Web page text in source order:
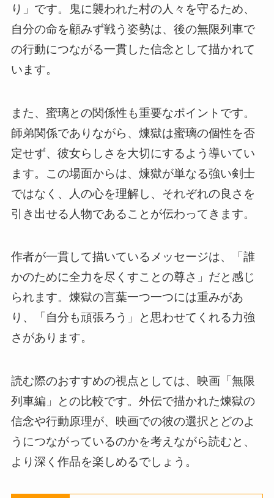
り」です。鬼に襲われた村の人々を守るため、
自分の命を顧みず戦う姿勢は、後の無限列車で
の行動につながる一貫した信念として描かれて
います。
また、蜜璃との関係性も重要なポイントです。
師弟関係でありながら、煉獄は蜜璃の個性を否
定せず、彼女らしさを大切にするよう導いてい
ます。この場面からは、煉獄が単なる強い剣士
ではなく、人の心を理解し、それぞれの良さを
引き出せる人物であることが伝わってきます。
作者が一貫して描いているメッセージは、「誰
かのために全力を尽くすことの尊さ」だと感じ
られます。煉獄の言葉一つ一つには重みがあ
り、「自分も頑張ろう」と思わせてくれる力強
さがあります。
読む際のおすすめの視点としては、映画「無限
列車編」との比較です。外伝で描かれた煉獄の
信念や行動原理が、映画での彼の選択とどのよ
うにつながっているのかを考えながら読むと、
より深く作品を楽しめるでしょう。